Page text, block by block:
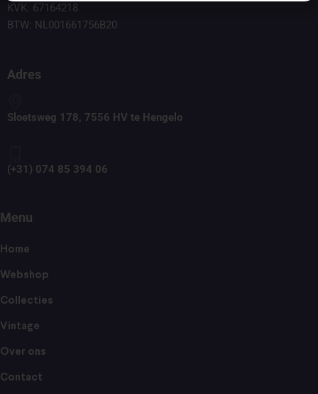
KVK: 67164218
BTW: NL001661756B20
Adres
Sloetsweg 178, 7556 HV te Hengelo
(+31) 074 85 394 06
Menu
Home
Webshop
Collecties
Vintage
Over ons
Contact